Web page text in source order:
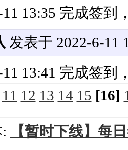
13:35 完成签到
发表于 2022-6-11
13:41 完成签到
11 12 13 14 15 [16]
【暂时下线】每